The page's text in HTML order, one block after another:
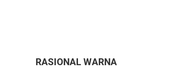
RASIONAL WARNA